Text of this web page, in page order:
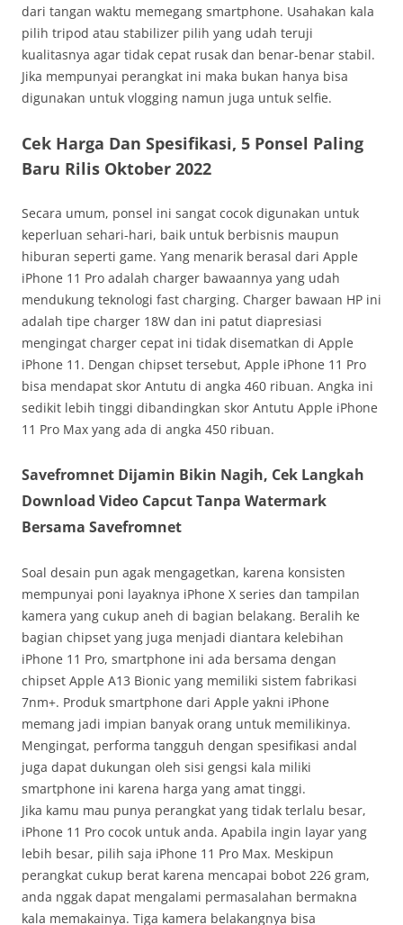
dari tangan waktu memegang smartphone. Usahakan kala
pilih tripod atau stabilizer pilih yang udah teruji
kualitasnya agar tidak cepat rusak dan benar-benar stabil.
Jika mempunyai perangkat ini maka bukan hanya bisa
digunakan untuk vlogging namun juga untuk selfie.
Cek Harga Dan Spesifikasi, 5 Ponsel Paling
Baru Rilis Oktober 2022
Secara umum, ponsel ini sangat cocok digunakan untuk
keperluan sehari-hari, baik untuk berbisnis maupun
hiburan seperti game. Yang menarik berasal dari Apple
iPhone 11 Pro adalah charger bawaannya yang udah
mendukung teknologi fast charging. Charger bawaan HP ini
adalah tipe charger 18W dan ini patut diapresiasi
mengingat charger cepat ini tidak disematkan di Apple
iPhone 11. Dengan chipset tersebut, Apple iPhone 11 Pro
bisa mendapat skor Antutu di angka 460 ribuan. Angka ini
sedikit lebih tinggi dibandingkan skor Antutu Apple iPhone
11 Pro Max yang ada di angka 450 ribuan.
Savefromnet Dijamin Bikin Nagih, Cek Langkah
Download Video Capcut Tanpa Watermark
Bersama Savefromnet
Soal desain pun agak mengagetkan, karena konsisten
mempunyai poni layaknya iPhone X series dan tampilan
kamera yang cukup aneh di bagian belakang. Beralih ke
bagian chipset yang juga menjadi diantara kelebihan
iPhone 11 Pro, smartphone ini ada bersama dengan
chipset Apple A13 Bionic yang memiliki sistem fabrikasi
7nm+. Produk smartphone dari Apple yakni iPhone
memang jadi impian banyak orang untuk memilikinya.
Mengingat, performa tangguh dengan spesifikasi andal
juga dapat dukungan oleh sisi gengsi kala miliki
smartphone ini karena harga yang amat tinggi.
Jika kamu mau punya perangkat yang tidak terlalu besar,
iPhone 11 Pro cocok untuk anda. Apabila ingin layar yang
lebih besar, pilih saja iPhone 11 Pro Max. Meskipun
perangkat cukup berat karena mencapai bobot 226 gram,
anda nggak dapat mengalami permasalahan bermakna
kala memakainya. Tiga kamera belakangnya bisa